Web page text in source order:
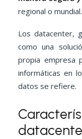
regional o mundial.
Los datacenter,
como una
propia empresa
informáticas en
datos se refiere.